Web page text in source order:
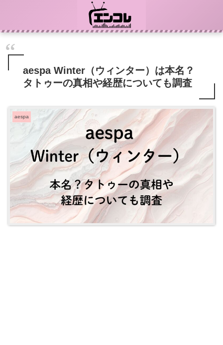
aespa Winter（ウィンター）は本名？
タトゥーの真相や経歴についても調査
aespa